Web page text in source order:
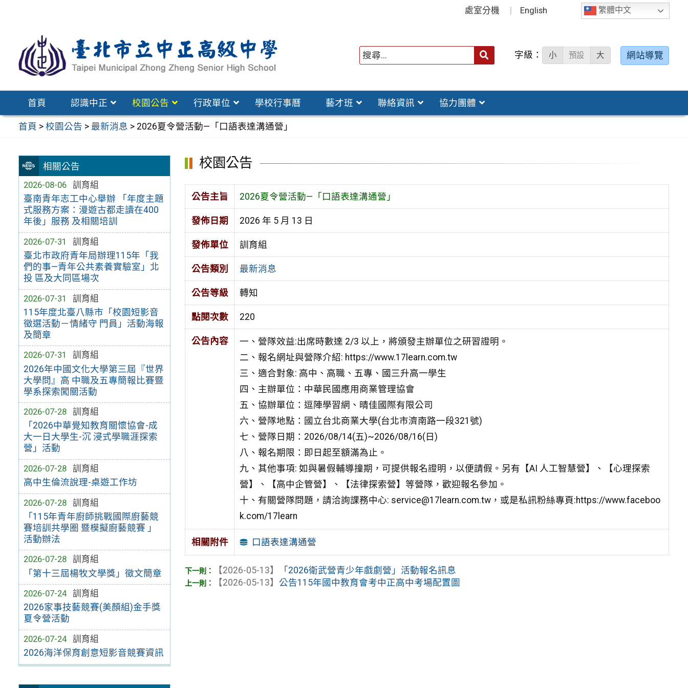
區
繁體中文
處室分機 English
字級： 小 預設 大 網站導覽
首頁 認識中正 校園公告 行政單位 學校行事曆 藝才班 聯絡資訊 協力團體
首頁 >校園公告 > 最新消息 > 2026夏令營活動—「口語表達溝通營」
相關公告
2026-08-06
訓育組
臺南青年志工中心舉辦 「年度主題
式服務方案：漫遊古都走讀在400
年後」服務 及相關培訓
2026-07-31
訓育組
臺北市政府青年局辦理115年「我
們的事—青年公共素養實驗室」北
投 區及大同區場次
2026-07-31
訓育組
115年度北臺八縣市「校園短影音
徵選活動－情緒守 門員」活動海報
及簡章
2026-07-31
訓育組
2026年中國文化大學第三屆『世界
大學問』高 中職及五專簡報比賽暨
學系探索闖關活動
2026-07-28
訓育組
「2026中華覺知教育關懷協會-成
大一日大學生-沉 浸式學職涯探索
營」活動
2026-07-28
訓育組
高中生倫流說理-桌遊工作坊
2026-07-28
訓育組
「115年青年廚師挑戰國際廚藝競
賽培訓共學圈 暨模擬廚藝競賽 」
活動辦法
2026-07-28
訓育組
「第十三屆楊牧文學獎」徵文簡章
2026-07-24
訓育組
2026家事技藝競賽(美顏組)金手獎
夏令營活動
2026-07-24
訓育組
2026海洋保育創意短影音競賽資訊
校園公告
公告主旨 2026夏令營活動—「口語表達溝通營」
發佈日期 2026 年 5 月 13 日
發佈單位 訓育組
公告類別 最新消息
公告等級 轉知
點閱次數 220
公告內容
一、營隊效益:出席時數達 2/3 以上，將頒發主辦單位之研習證明。
二、報名網址與營隊介紹: https://www.17learn.com.tw
三、適合對象: 高中、高職、五專、國三升高一學生
四、主辦單位：中華民國應用商業管理協會
五、協辦單位：逗陣學習網、晴佳國際有限公司
六、營隊地點：國立台北商業大學(台北市濟南路一段321號)
七、營隊日期：2026/08/14(五)~2026/08/16(日)
八、報名期限：即日起至額滿為止。
九、其他事項: 如與暑假輔導撞期，可提供報名證明，以便請假。另有【AI 人工智慧營】、【心理探索
營】、【高中企管營】、【法律探索營】等營隊，歡迎報名參加。
十、有關營隊問題，請洽詢課務中心: service@17learn.com.tw，或是私訊粉絲專頁:https://www.faceboo
k.com/17learn
相關附件 口語表達溝通營
【2026-05-13】
「2026衛武營青少年戲劇營」活動報名訊息
【2026-05-13】公告115年國中教育會考中正高中考場配置圖